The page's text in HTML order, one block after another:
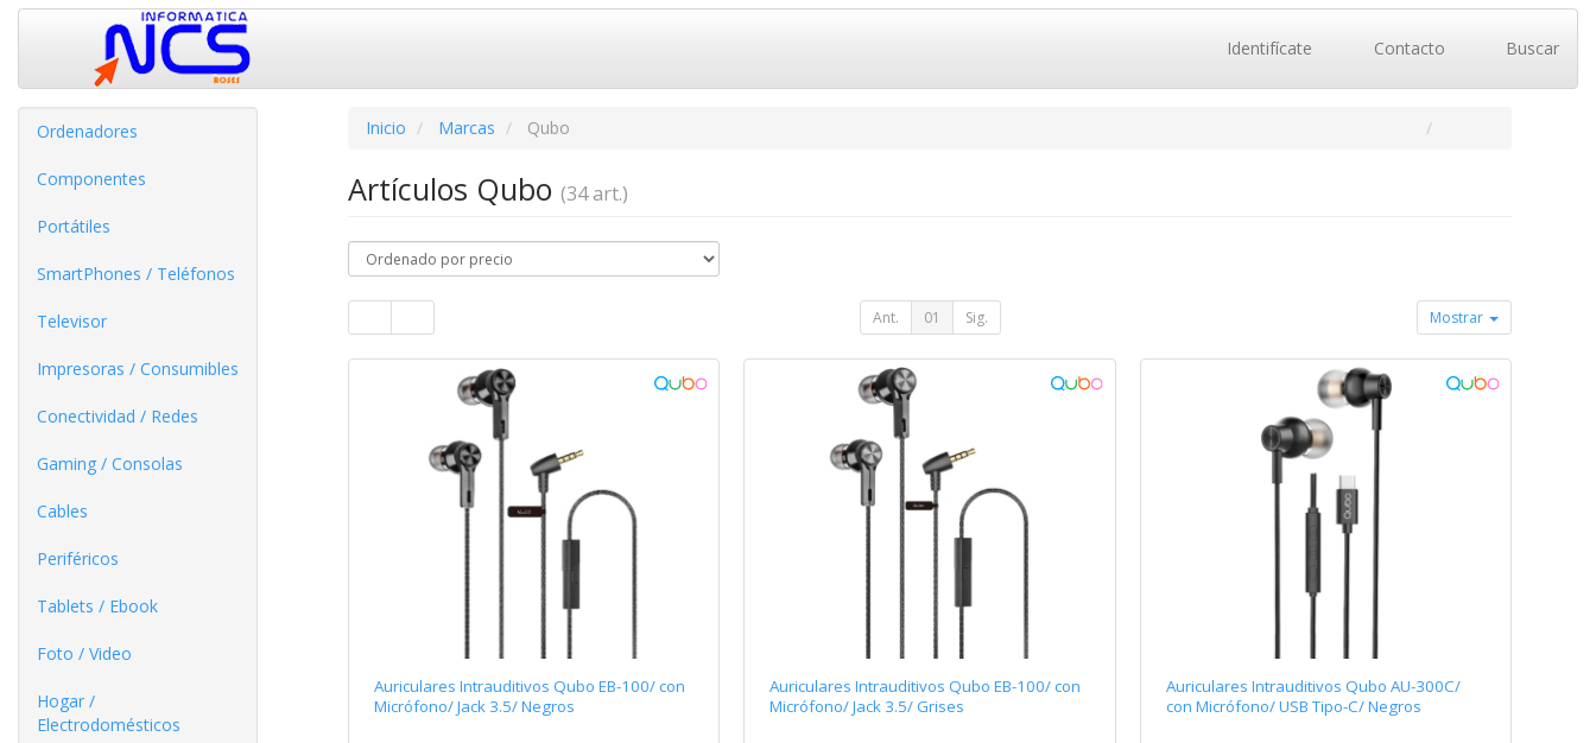
Identifícate Contacto Buscar
Ordenadores
Componentes
Portátiles
SmartPhones / Teléfonos
Televisor
Impresoras / Consumibles
Conectividad / Redes
Gaming / Consolas
Cables
Periféricos
Tablets / Ebook
Foto / Video
Hogar /
Electrodomésticos
Inicio Marcas Qubo
Artículos Qubo (34 art.)
Ant. 01 Sig. Mostrar
Auriculares Intrauditivos Qubo EB-100/ con
Micrófono/ Jack 3.5/ Negros
Auriculares Intrauditivos Qubo EB-100/ con
Micrófono/ Jack 3.5/ Grises
Auriculares Intrauditivos Qubo AU-300C/
con Micrófono/ USB Tipo-C/ Negros